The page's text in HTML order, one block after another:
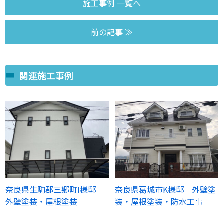
前の記事 ≫
関連施工事例
奈良県生駒郡三郷町I様邸
外壁塗装・屋根塗装
奈良県葛城市K様邸 外壁塗
装・屋根塗装・防水工事